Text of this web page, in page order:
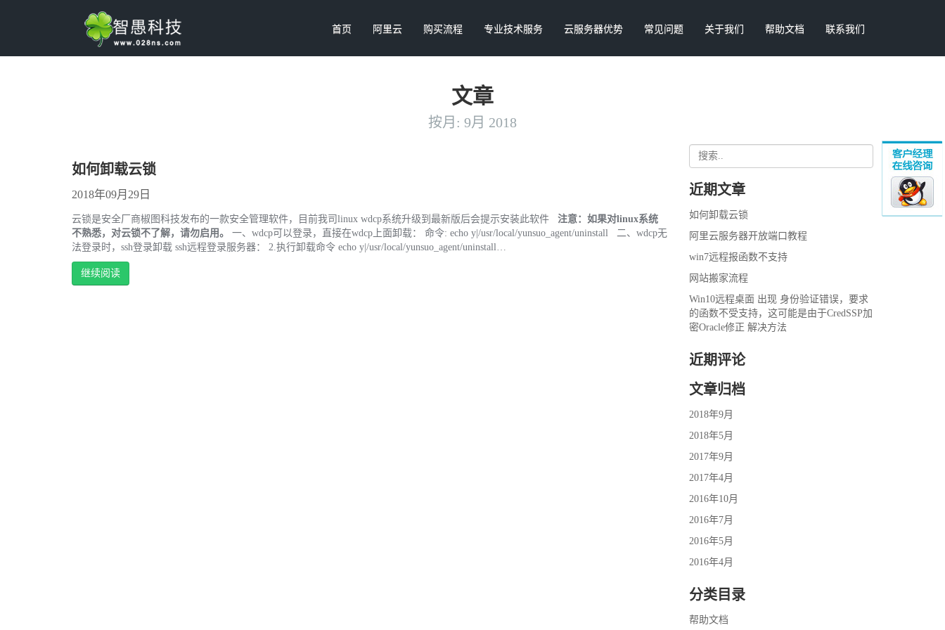
首页 阿里云 购买流程 专业技术服务 云服务器优势 常见问题 关于我们 帮助文档 联系我们
文章
按月: 9月 2018
如何卸载云锁
2018年09月29日
云锁是安全厂商椒图科技发布的一款安全管理软件，目前我司linux wdcp系统升级到最新版后会提示安装此软件 注意：如果对linux系统
不熟悉，对云锁不了解，请勿启用。
一、wdcp可以登录，直接在wdcp上面卸载： 命令: echo y|/usr/local/yunsuo_agent/uninstall 二、wdcp无
法登录时，ssh登录卸载 ssh远程登录服务器： 2.执行卸载命令 echo y|/usr/local/yunsuo_agent/uninstall…
继续阅读
近期文章
如何卸载云锁
阿里云服务器开放端口教程
win7远程报函数不支持
网站搬家流程
Win10远程桌面 出现 身份验证错误，要求
的函数不受支持，这可能是由于CredSSP加
密Oracle修正 解决方法
近期评论
文章归档
2018年9月
2018年5月
2017年9月
2017年4月
2016年10月
2016年7月
2016年5月
2016年4月
分类目录
帮助文档